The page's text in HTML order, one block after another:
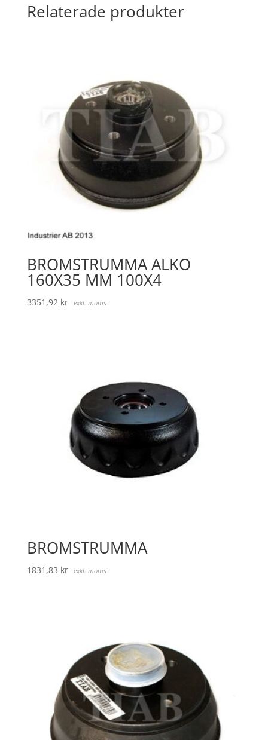
Relaterade produkter
BROMSTRUMMA ALKO
160X35 MM 100X4
3351,92 kr exkl. moms
BROMSTRUMMA
1831,83 kr exkl. moms